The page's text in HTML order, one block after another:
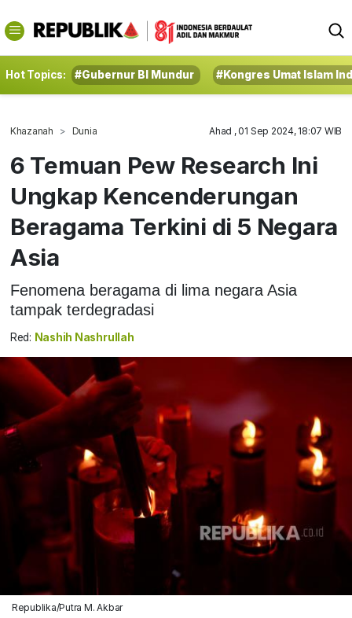
Hot Topics: #Gubernur BI Mundur #Kongres Umat Islam
Khazanah Dunia Ahad , 01 Sep 2024, 18:07 WIB
6 Temuan Pew Research Ini
Ungkap Kencenderungan
Beragama Terkini di 5 Negara
Asia
Fenomena beragama di lima negara Asia
tampak terdegradasi
Red: Nashih Nashrullah
Republika/Putra M. Akbar